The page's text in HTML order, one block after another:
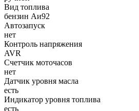
Вид топлива
бензин Аи92
Автозапуск
нет
Контроль напряжения
AVR
Счетчик моточасов
нет
Датчик уровня масла
есть
Индикатор уровня топлива
есть